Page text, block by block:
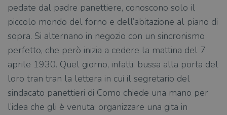
pedate dal padre panettiere, conoscono solo il
piccolo mondo del forno e dell’abitazione al piano di
sopra. Si alternano in negozio con un sincronismo
perfetto, che però inizia a cedere la mattina del 7
aprile 1930. Quel giorno, infatti, bussa alla porta del
loro tran tran la lettera in cui il segretario del
sindacato panettieri di Como chiede una mano per
l’idea che gli è venuta: organizzare una gita in